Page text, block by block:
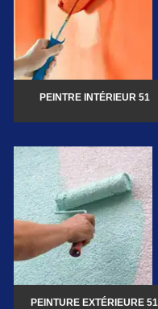
PEINTRE INTÉRIEUR 51
PEINTURE EXTÉRIEURE 51